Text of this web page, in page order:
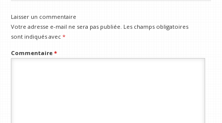
Laisser un commentaire
Votre adresse e-mail ne sera pas publiée. Les champs obligatoires
sont indiqués avec*
Commentaire*